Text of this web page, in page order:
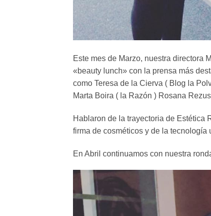
Este mes de Marzo, nuestra directora
«beauty lunch» con la prensa más
como Teresa de la Cierva ( Blog la
Marta Boira ( la Razón ) Rosana
Hablaron de la trayectoria de Estética
firma de cosméticos y de la
En Abril continuamos con nuestra